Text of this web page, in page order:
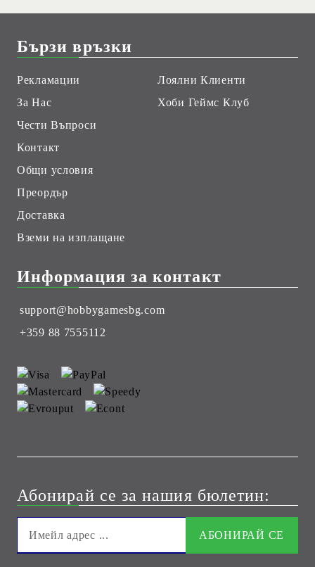
Бързи връзки
Рекламации
За Нас
Чести Въпроси
Контакт
Общи условия
Преордър
Доставка
Вземи на изплащане
Лоялни Клиенти
Хоби Геймс Клуб
Информация за контакт
support@hobbygamesbg.com
+359 88 7555112
Абонирай се за нашия бюлетин: